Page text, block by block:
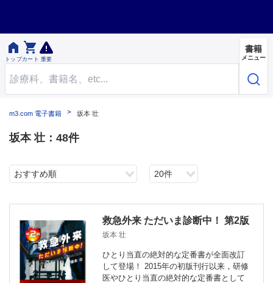

トップ

カート 重要
書籍
メニュー
m3.com 電子書籍 坂本 壮
坂本 壮：48件
おすすめ順 20件
救急外来 ただいま診断中！ 第2版
坂本 壮
ひとり当直の絶対的な定番書が全面改訂
して登場！ 2015年の初版刊行以来，研修
医やひとり当直の絶対的な定番書として